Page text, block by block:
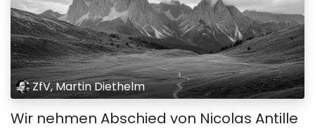
ZfV, Martin Diethelm
Wir nehmen Abschied von Nicolas Antille